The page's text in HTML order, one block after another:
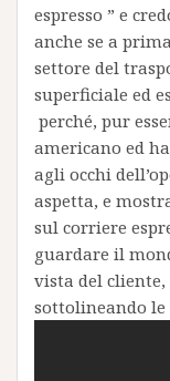
espresso ” e
anche se a
settore del
superficiale ed
perché, pur
americano ed
agli occhi
aspetta, e
sul corriere
guardare il
vista del
sottolineando le